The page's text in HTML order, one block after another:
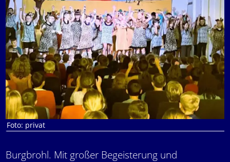
Foto: privat
Burgbrohl. Mit großer Begeisterung und